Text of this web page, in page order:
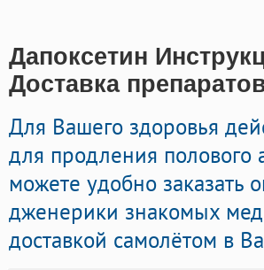
Дапоксетин
Доставка
Для Вашего здоровья
для продления полового
можете удобно заказать
дженерики знакомых
доставкой самолётом в